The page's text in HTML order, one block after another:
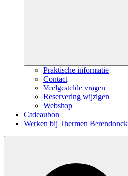
Praktische informatie
Contact
Veelgestelde vragen
Reservering wijzigen
Webshop
Cadeaubon
Werken bij Thermen Berendonck